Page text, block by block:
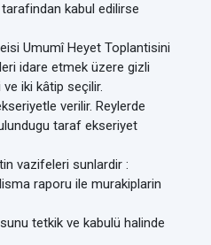
kabul edilirse
Umumî Heyet Toplantisini
idare etmek üzere gizli
iki kâtip seçilir.
verilir. Reylerde
taraf ekseriyet
vazifeleri sunlardir :
raporu ile murakiplarin
tetkik ve kabulü halinde